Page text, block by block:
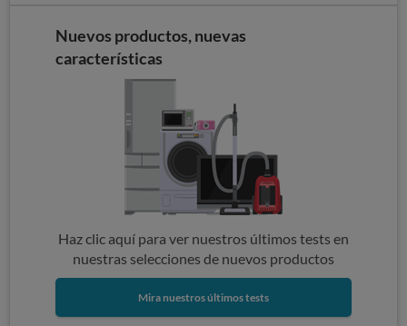
Nuevos productos, nuevas
características
Haz clic aquí para ver nuestros últimos tests en
nuestras selecciones de nuevos productos
Mira nuestros últimos tests